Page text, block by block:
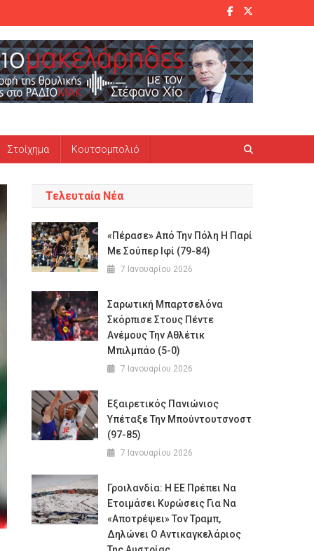
Στοίχημα Κουτσομπολιό
Τελευταία Νέα
«Πέρασε» Από Την Πόλη Η Παρί
Με Σούπερ Ιφί (79-84)
7 Ιανουαρίου 2026
Σαρωτική Μπαρτσελόνα
Σκόρπισε Στους Πέντε
Ανέμους Την Αθλέτικ
Μπιλμπάο (5-0)
7 Ιανουαρίου 2026
Εξαιρετικός Πανιώνιος
Υπέταξε Την Μπούντουτσνοστ
(97-85)
7 Ιανουαρίου 2026
Γροιλανδία: Η ΕΕ Πρέπει Να
Ετοιμάσει Κυρώσεις Για Να
«αποτρέψει» Τον Τραμπ,
Δηλώνει Ο Αντικαγκελάριος